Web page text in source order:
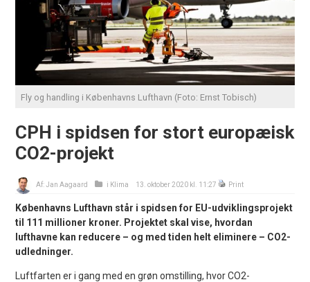
Fly og handling i Københavns Lufthavn (Foto: Ernst Tobisch)
CPH i spidsen for stort europæisk
CO2-projekt
Af:Jan Aagaard i Klima 13. oktober 2020 kl. 11:27 Print
Københavns Lufthavn står i spidsen for EU-udviklingsprojekt
til 111 millioner kroner. Projektet skal vise, hvordan
lufthavne kan reducere – og med tiden helt eliminere – CO2-
udledninger.
Luftfarten er i gang med en grøn omstilling, hvor CO2-